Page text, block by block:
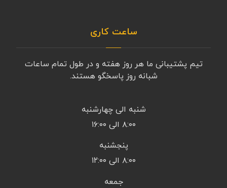
ساعت کاری
تیم پشتیبانی ما هر روز هفته و در طول تمام ساعات
شبانه روز پاسخگو هستند.
شنبه الی چهارشنبه
۸:۰۰ الی ۱۶:۰۰
پنجشنبه
۸:۰۰ الی ۱۲:۰۰
جمعه